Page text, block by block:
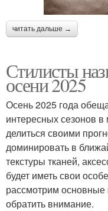
читать дальше →
Стилисты
осени 2025
Осень 2025 года
интересных сезонов
делиться своими
доминировать в
текстуры тканей,
будет иметь свои
рассмотрим основные
обратить внимание.